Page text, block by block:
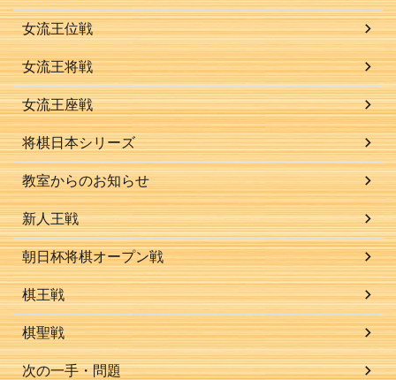
女流王位戦
女流王将戦
女流王座戦
将棋日本シリーズ
教室からのお知らせ
新人王戦
朝日杯将棋オープン戦
棋王戦
棋聖戦
次の一手・問題